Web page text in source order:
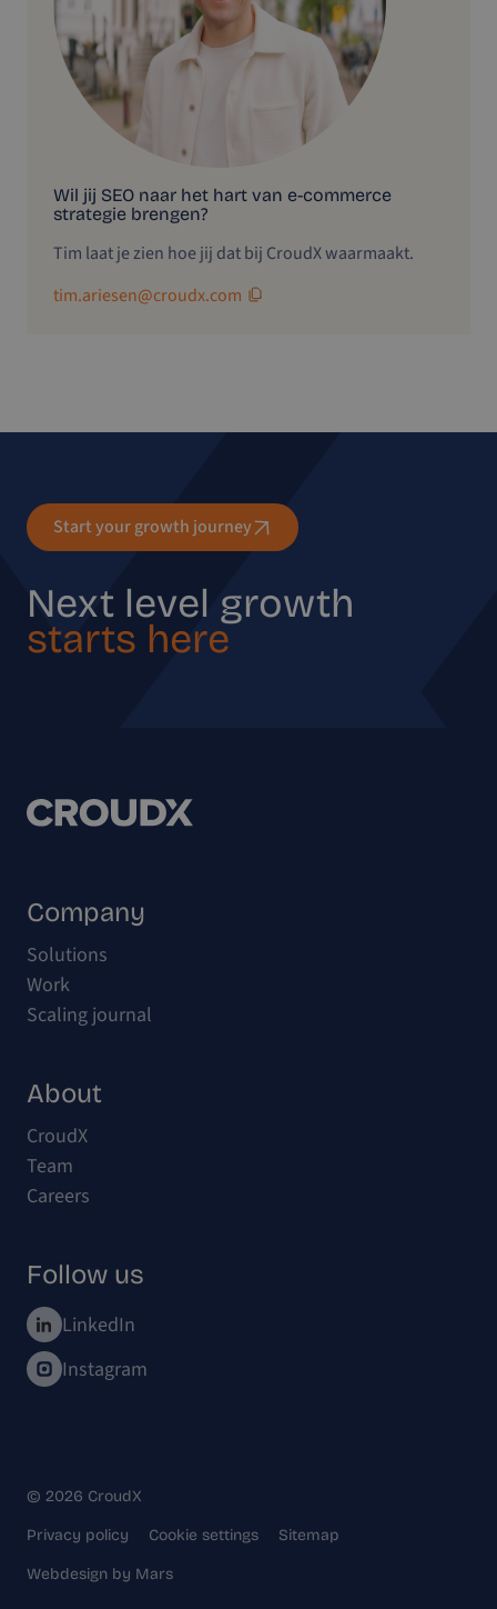
Wil jij SEO naar het hart van e-commerce
strategie brengen?
Tim laat je zien hoe jij dat bij CroudX waarmaakt.
tim.ariesen@croudx.com
Start your growth journey
Next level growth
starts here
Company
Solutions
Work
Scaling journal
About
CroudX
Team
Careers
Follow us
LinkedIn
Instagram
© 2026 CroudX
Privacy policy Cookie settings Sitemap
Webdesign by Mars